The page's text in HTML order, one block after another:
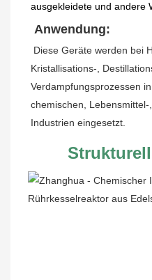
ausgekleidete und andere
Anwendung:
Diese Geräte werden bei
Kristallisations-,
Verdampfungsprozessen
chemischen,
Industrien eingesetzt.